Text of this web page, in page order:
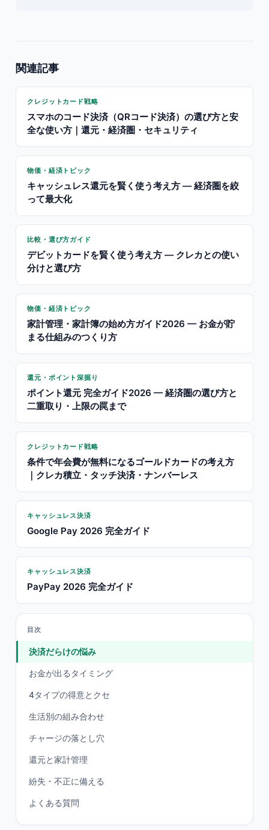
関連記事
クレジットカード戦略
スマホのコード決済（QRコード決済）の選び方と安
全な使い方｜還元・経済圏・セキュリティ
物価・経済トピック
キャッシュレス還元を賢く使う考え方 — 経済圏を絞
って最大化
比較・選び方ガイド
デビットカードを賢く使う考え方 — クレカとの使い
分けと選び方
物価・経済トピック
家計管理・家計簿の始め方ガイド2026 — お金が貯
まる仕組みのつくり方
還元・ポイント深掘り
ポイント還元 完全ガイド2026 — 経済圏の選び方と
二重取り・上限の罠まで
クレジットカード戦略
条件で年会費が無料になるゴールドカードの考え方
｜クレカ積立・タッチ決済・ナンバーレス
キャッシュレス決済
Google Pay 2026 完全ガイド
キャッシュレス決済
PayPay 2026 完全ガイド
目次
決済だらけの悩み
お金が出るタイミング
4タイプの得意とクセ
生活別の組み合わせ
チャージの落とし穴
還元と家計管理
紛失・不正に備える
よくある質問